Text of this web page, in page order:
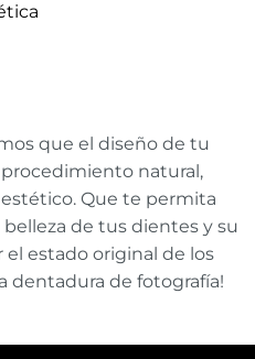
que el diseño de tu
natural,
Que te permita
de tus dientes y su
estado original de los
dentadura de fotografía!